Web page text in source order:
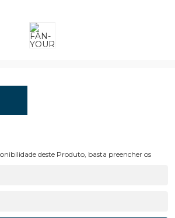
deste Produto, basta preencher os